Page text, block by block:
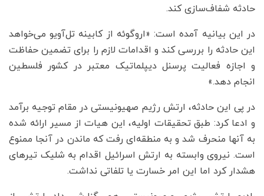
حادثه شفاف‌سازی کند.
در این بیانیه آمده است: «اروگوئه از کابینه تل‌آویو می‌خواهد
این حادثه را بررسی کند و اقدامات لازم را برای تضمین حفاظت
و اجازه فعالیت پرسنل دیپلماتیک معتبر در کشور فلسطین
انجام دهد.»
در پی این حادثه، ارتش رژیم صهیونیستی در مقام توجیه برآمد
و ادعا کرد: طبق تحقیقات اولیه، این هیات از مسیر ارائه شده
به آنها منحرف شد و به منطقه‌ای رفت که ماندن در آنجا ممنوع
است. نیروی وابسته به ارتش اسرائیل اقدام به شلیک تیرهای
هشدار کرد اما این امر خسارت یا تلفاتی نداشت.